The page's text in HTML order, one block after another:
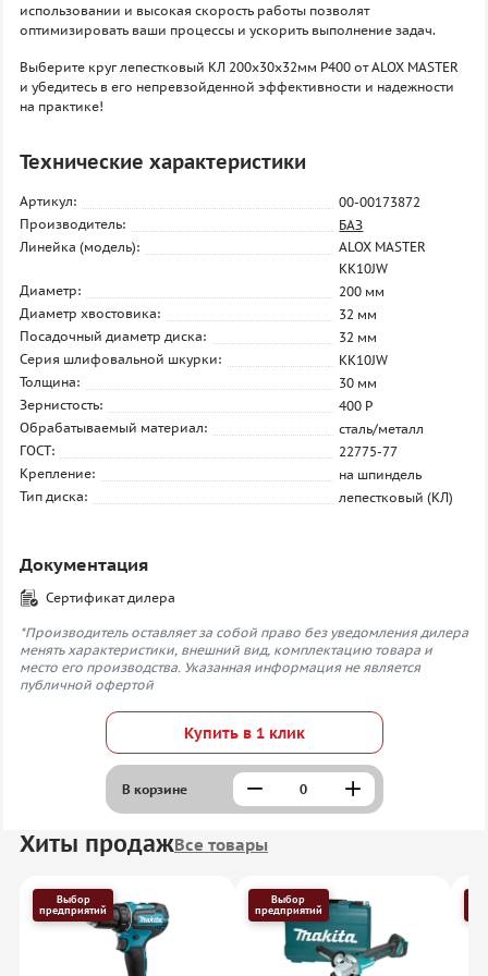
использовании и высокая скорость работы позволят
оптимизировать ваши процессы и ускорить выполнение задач.
Выберите круг лепестковый КЛ 200х30х32мм P400 от ALOX MASTER
и убедитесь в его непревзойденной эффективности и надежности
на практике!
Технические характеристики
Артикул:
00-00173872
Производитель:
БАЗ
Линейка (модель):
ALOX MASTER
KK10JW
Диаметр:
200 мм
Диаметр хвостовика:
32 мм
Посадочный диаметр диска:
32 мм
Серия шлифовальной шкурки:
KK10JW
Толщина:
30 мм
Зернистость:
400 P
Обрабатываемый материал:
сталь/металл
ГОСТ:
22775-77
Крепление:
на шпиндель
Тип диска:
лепестковый (КЛ)
Документация
Сертификат дилера
*Производитель оставляет за собой право без уведомления дилера
менять характеристики, внешний вид, комплектацию товара и
место его производства. Указанная информация не является
публичной офертой
Купить в 1 клик
В корзине
Хиты продажВсе товары
Выбор
предприятий
Выбор
предприятий